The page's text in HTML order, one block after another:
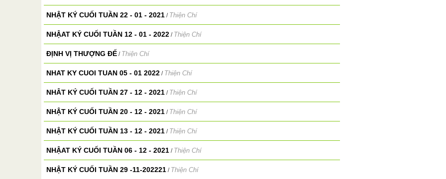
NHẬT KÝ CUỐI TUẦN 22 - 01 - 2021 / Thiện Chí
NHẬAT KÝ CUỐI TUẦN 12 - 01 - 2022 / Thiện Chí
ĐỊNH VỊ THƯỢNG ĐẾ / Thiện Chí
NHAT KY CUOI TUAN 05 - 01 2022 / Thiện Chí
NHÂT KÝ CUỐI TUẦN 27 - 12 - 2021 / Thiện Chí
NHẬT KÝ CUỐI TUẦN 20 - 12 - 2021 / Thiện Chí
NHẬT KÝ CUỐI TUẦN 13 - 12 - 2021 / Thiện Chí
NHẬAT KÝ CUỐI TUẦN 06 - 12 - 2021 / Thiện Chí
NHẬT KÝ CUỐI TUẦN 29 -11-202221 / Thiện Chí